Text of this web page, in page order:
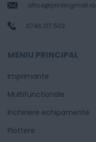
office@printingmall.ro
0746.217.503
MENIU PRINCIPAL
Imprimante
Multifunctionale
Inchiriere echipamente
Plottere